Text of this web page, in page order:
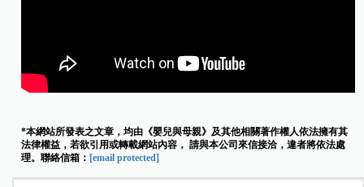
*本網站所發表之文章，均由《嬰兒與母親》及其他相關著作權人依法擁有其
法律權益，若欲引用或轉載網站內容， 請與本公司來信接洽，違者將依法處
理。聯絡信箱： [email protected]